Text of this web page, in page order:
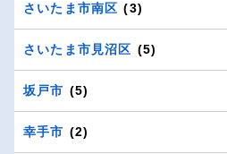
さいたま市南区 (3)
さいたま市見沼区 (5)
坂戸市 (5)
幸手市 (2)